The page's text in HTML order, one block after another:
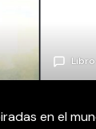
en el